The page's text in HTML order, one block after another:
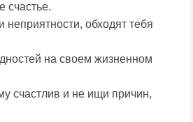
счастье.
обходят тебя
на своем жизненном
счастлив и не ищи причин,